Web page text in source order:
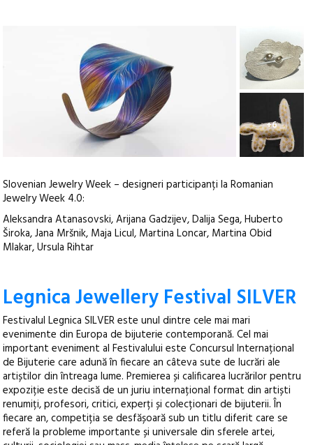
+6
Slovenian Jewelry Week – designeri participanți la Romanian
Jewelry Week 4.0:
Aleksandra Atanasovski, Arijana Gadzijev, Dalija Sega, Huberto
Široka, Jana Mršnik, Maja Licul, Martina Loncar, Martina Obid
Mlakar, Ursula Rihtar
Legnica Jewellery Festival SILVER
Festivalul Legnica SILVER este unul dintre cele mai mari
evenimente din Europa de bijuterie contemporană. Cel mai
important eveniment al Festivalului este Concursul Internațional
de Bijuterie care adună în fiecare an câteva sute de lucrări ale
artiștilor din întreaga lume. Premierea și calificarea lucrărilor pentru
expoziție este decisă de un juriu internațional format din artiști
renumiți, profesori, critici, experți și colecționari de bijuterii. În
fiecare an, competiția se desfășoară sub un titlu diferit care se
referă la probleme importante și universale din sferele artei,